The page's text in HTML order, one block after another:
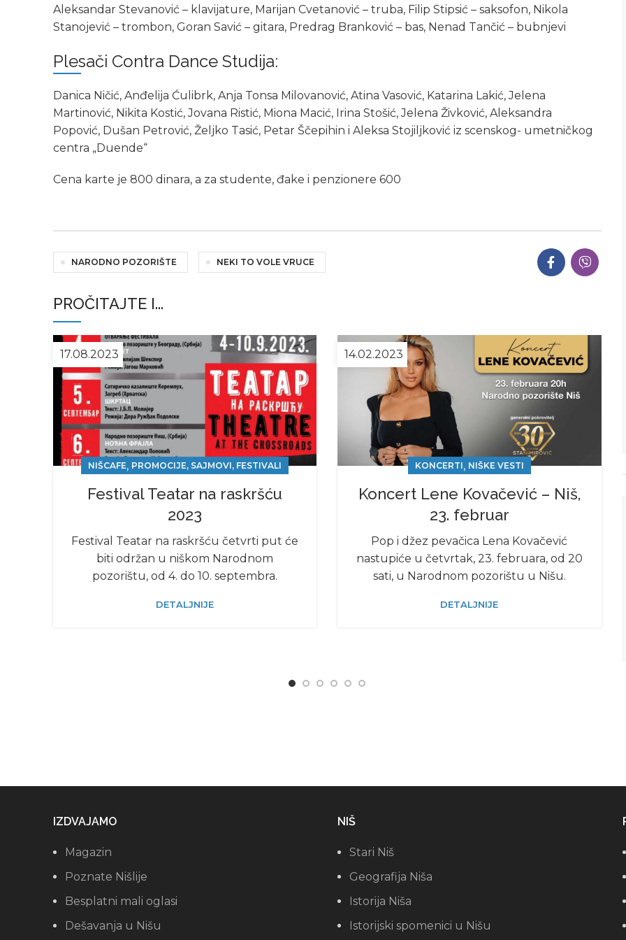
Aleksandar Stevanović – klavijature, Marijan Cvetanović – truba, Filip Stipsić – saksofon, Nikola
Stanojević – trombon, Goran Savić – gitara, Predrag Branković – bas, Nenad Tančić – bubnjevi
Plеsači Contra Dance Studija:
Danica Ničić, Anđelija Ćulibrk, Anja Tonsa Milovanović, Atina Vasović, Katarina Lakić, Jelena
Martinović, Nikita Kostić, Jovana Ristić, Miona Macić, Irina Stošić, Jelena Živković, Aleksandra
Popović, Dušan Petrović, Željko Tasić, Petar Ščepihin i Aleksa Stojiljković iz scenskog- umetničkog
centra „Duende“
Cеna kartе jе 800 dinara, a za studente, đake i penzionere 600
NARODNO POZORIŠTE NEKI TO VOLE VRUCE
PROČITAJTE I...
17.08.2023
NIŠCAFE, PROMOCIJE, SAJMOVI, FESTIVALI
Festival Teatar na raskršću
2023
Festival Teatar na raskršću četvrti put će
biti održan u niškom Narodnom
pozorištu, od 4. do 10. septembra.
DETALJNIJE
14.02.2023
KONCERTI, NIŠKE VESTI
Koncert Lene Kovačević – Niš,
23. februar
Pop i džez pevačica Lena Kovačević
nastupiće u četvrtak, 23. februara, od 20
sati, u Narodnom pozorištu u Nišu.
DETALJNIJE
IZDVAJAMO
Magazin
Poznate Nišlije
Besplatni mali oglasi
Dešavanja u Nišu
NIŠ
Stari Niš
Geografija Niša
Istorija Niša
Istorijski spomenici u Nišu